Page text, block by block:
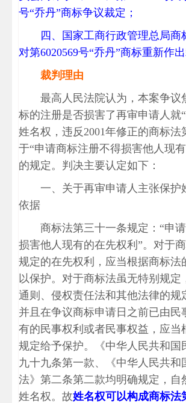
号“乔丹”商标争议裁定；
四、国家工商行政管理总局商
对第6020569号“乔丹”商标重新作
裁判理由
最高人民法院认为，本案争议
标的注册是否损害了再审申请人就
姓名权，违反2001年修正的商标法
于“申请商标注册不得损害他人现
的规定。判决主要认定如下：
一、关于再审申请人主张保护
依据
商标法第三十一条规定：“申
损害他人现有的在先权利”。对于
规定的在先权利，应当根据商标法
以保护。对于商标法虽无特别规定
通则、侵权责任法和其他法律的规
并且在争议商标申请日之前已由民
有的民事权利或者民事权益，应当
规定给予保护。《中华人民共和国
九十九条第一款、《中华人民共和
法》第二条第二款均明确规定，自
姓名权。故姓名权可以构成商标法